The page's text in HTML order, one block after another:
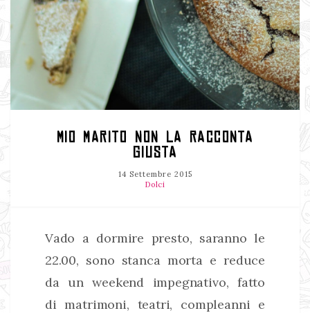
MIO MARITO NON LA RACCONTA
GIUSTA
14 Settembre 2015
Dolci
Vado a dormire presto, saranno le
22.00, sono stanca morta e reduce
da un weekend impegnativo, fatto
di matrimoni, teatri, compleanni e